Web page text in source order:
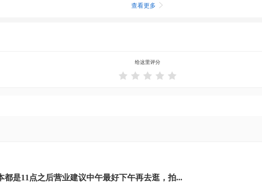
查看更多 
给这里评分
    
是11点之后营业建议中午最好下午再去逛，拍...